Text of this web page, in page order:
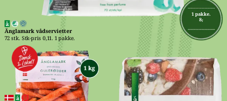
1 pakke.
8,-
Änglamark vådservietter
72 stk. Stk-pris 0,11. 1 pakke.